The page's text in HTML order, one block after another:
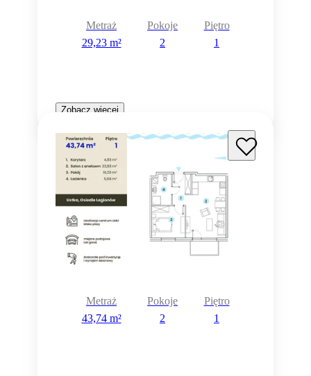
Metraż
29,23 m²
Pokoje
2
Piętro
1
Zobacz więcej
Metraż
43,74 m²
Pokoje
2
Piętro
1